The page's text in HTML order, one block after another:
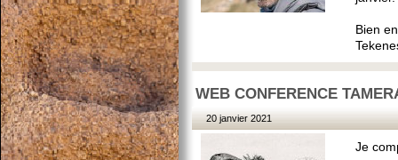
Bien
WEB CONFERENCE
20 janvier 2021
Je